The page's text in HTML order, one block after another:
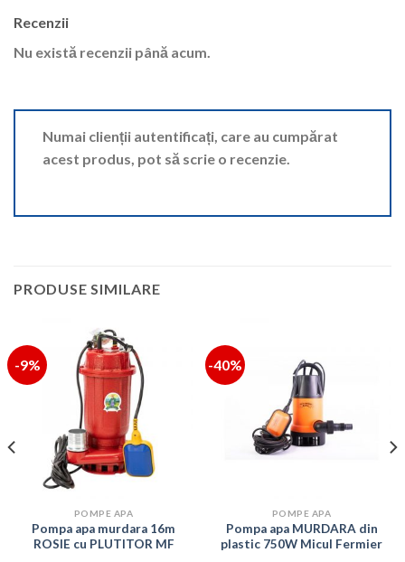
Recenzii
Nu există recenzii până acum.
Numai clienții autentificați, care au cumpărat
acest produs, pot să scrie o recenzie.
PRODUSE SIMILARE
-9%
POMPE APA
Pompa apa murdara 16m
ROSIE cu PLUTITOR MF
-40%
POMPE APA
Pompa apa MURDARA din
plastic 750W Micul Fermier